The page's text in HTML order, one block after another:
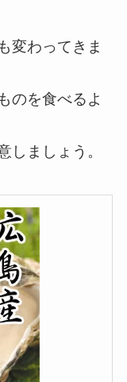
変わってきま
のを食べるよ
しましょう。